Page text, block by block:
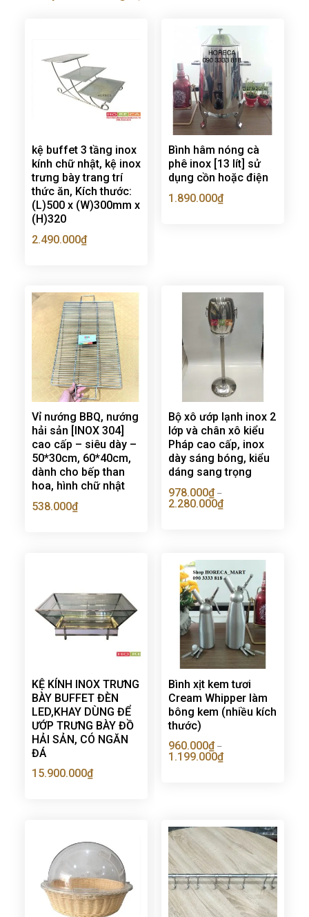
kệ buffet 3 tầng inox
kính chữ nhật, kệ inox
trưng bày trang trí
thức ăn, Kích thước:
(L)500 x (W)300mm x
(H)320
2.490.000₫
Bình hâm nóng cà
phê inox [13 lít] sử
dụng cồn hoặc điện
1.890.000₫
Vỉ nướng BBQ, nướng
hải sản [INOX 304]
cao cấp – siêu dày –
50*30cm, 60*40cm,
dành cho bếp than
hoa, hình chữ nhật
538.000₫
Bộ xô ướp lạnh inox 2
lớp và chân xô kiểu
Pháp cao cấp, inox
dày sáng bóng, kiểu
dáng sang trọng
978.000₫–
2.280.000₫
KỆ KÍNH INOX TRƯNG
BÀY BUFFET ĐÈN
LED,KHAY DÙNG ĐỂ
ƯỚP TRƯNG BÀY ĐỒ
HẢI SẢN, CÓ NGĂN
ĐÁ
15.900.000₫
Bình xịt kem tươi
Cream Whipper làm
bông kem (nhiều kích
thước)
960.000₫–
1.199.000₫